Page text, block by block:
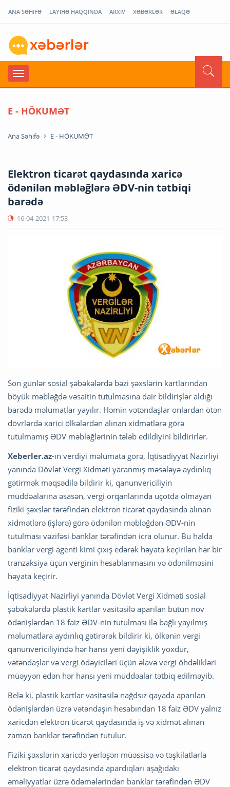
ANA SƏHİFƏ LAYİHƏ HAQQINDA ARXİV XƏBƏRLƏR ƏLAQƏ
E - HÖKUMƏT
Ana Səhifə E - HÖKUMƏT
Elektron ticarət qaydasında xaricə
ödənilən məbləğlərə ƏDV-nin tətbiqi
barədə
16-04-2021 17:53
Son günlər sosial şəbəkələrdə bəzi şəxslərin kartlarından
böyük məbləğdə vəsaitin tutulmasına dair bildirişlər aldığı
barədə məlumatlar yayılır. Həmin vətəndaşlar onlardan ötən
dövrlərdə xarici ölkələrdən alınan xidmətlərə görə
tutulmamış ƏDV məbləğlərinin tələb edildiyini bildirirlər.
Xeberler.az-ın verdiyi məlumata görə, İqtisadiyyat Nazirliyi
yanında Dövlət Vergi Xidməti yaranmış məsələyə aydınlıq
gətirmək məqsədilə bildirir ki, qanunvericiliyin
müddəalarına əsasən, vergi orqanlarında uçotda olmayan
fiziki şəxslər tərəfindən elektron ticarət qaydasında alınan
xidmətlərə (işlərə) görə ödənilən məbləğdən ƏDV-nin
tutulması vəzifəsi banklar tərəfindən icra olunur. Bu halda
banklar vergi agenti kimi çıxış edərək həyata keçirilən hər bir
tranzaksiya üçün verginin hesablanmasını və ödənilməsini
həyata keçirir.
İqtisadiyyat Nazirliyi yanında Dövlət Vergi Xidməti sosial
şəbəkələrdə plastik kartlar vasitəsilə aparılan bütün növ
ödənişlərdən 18 faiz ƏDV-nin tutulması ilə bağlı yayılmış
məlumatlara aydınlıq gətirərək bildirir ki, ölkənin vergi
qanunvericiliyində hər hansı yeni dəyişiklik yoxdur,
vətəndaşlar və vergi ödəyiciləri üçün əlavə vergi öhdəlikləri
müəyyən edən hər hansı yeni müddəalar tətbiq edilməyib.
Belə ki, plastik kartlar vasitəsilə nağdsız qayada aparılan
ödənişlərdən üzrə vətəndaşın hesabından 18 faiz ƏDV yalnız
xaricdən elektron ticarət qaydasında iş və xidmət alınan
zaman banklar tərəfindən tutulur.
Fiziki şəxslərin xaricdə yerləşən müəssisə və təşkilatlarla
elektron ticarət qaydasında apardıqları aşağıdakı
əməliyyatlar üzrə ödəmələrindən banklar tərəfindən ƏDV